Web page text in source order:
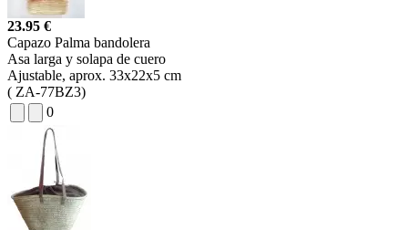
23.95 €
Capazo Palma bandolera
Asa larga y solapa de cuero
Ajustable, aprox. 33x22x5 cm
( ZA-77BZ3)
0